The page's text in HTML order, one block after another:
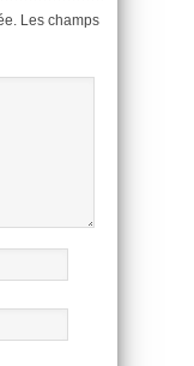
Les champs